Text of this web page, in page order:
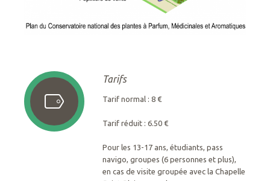
Tarifs
Tarif normal : 8 €
Tarif réduit : 6.50 €
Pour les 13-17 ans, étudiants, pass
navigo, groupes (6 personnes et plus),
en cas de visite groupée avec la Chapelle